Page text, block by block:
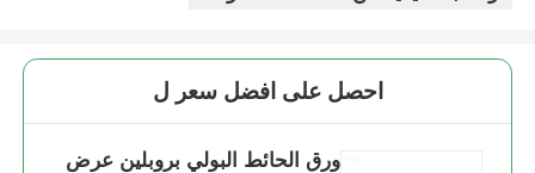
احصل على افضل سعر ل
ورق الحائط البولي بروبلين عرض